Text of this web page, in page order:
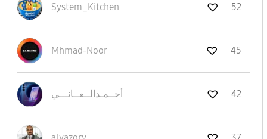
System_Kitchen 52
Mhmad-Noor 45
أحــمـدالــعــانـــي 42